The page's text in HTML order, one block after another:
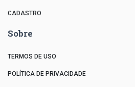
CADASTRO
Sobre
TERMOS DE USO
POLÍTICA DE PRIVACIDADE